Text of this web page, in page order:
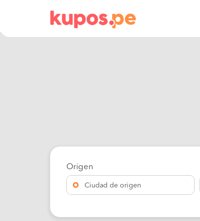
Origen
Ciudad de origen